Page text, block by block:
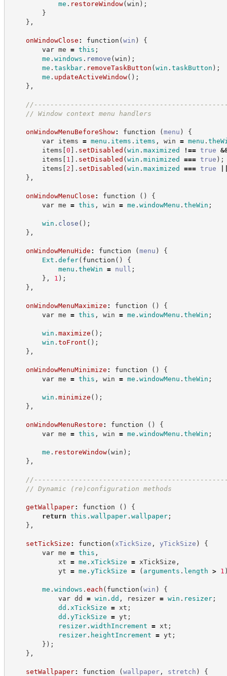
me . restoreWindow(win ) ;
}
} ,
onWindowClose : function (win )
{
var me = this ;
me . windows . remove (win ) ;
me . taskbar. removeTaskButton (win . taskButton ) ;
me . updateActiveWindow( ) ;
} ,
//
// Window context menu handlers
onWindowMenuBeforeShow: function (menu )
{
var items = menu . items . items , win = menu .
items [0 ] . setDisabled (win . maximized !== true
items [ 1 ] . setDisabled (win . minimized === true ) ;
items [ 2 ] . setDisabled (win . maximized === true
} ,
onWindowMenuClose : function ( )
{
var me = this , win = me . windowMenu . theWin ;
win . close ( ) ;
} ,
onWindowMenuHide : function (menu )
{
Ext . defer( function ( )
{
menu . theWin = null ;
} , 1 ) ;
} ,
onWindowMenuMaximize : function ( )
{
var me = this , win = me . windowMenu . theWin ;
win . maximize ( ) ;
win . toFront ( ) ;
} ,
onWindowMenuMinimize : function ( )
{
var me = this , win = me . windowMenu . theWin ;
win . minimize ( ) ;
} ,
onWindowMenuRestore : function ( )
{
var me = this , win = me . windowMenu . theWin ;
me . restoreWindow(win ) ;
} ,
//
// Dynamic (re)configuration methods
getWallpaper: function ( )
{
return this . wallpaper. wallpaper;
} ,
setTickSize : function ( xTickSize , yTickSize )
{
var me = this ,
xt = me . xTickSize = xTickSize ,
yt = me . yTickSize = ( arguments . length > 1
me . windows . each ( function (win )
{
var dd = win . dd , resizer = win . resizer;
dd . xTickSize = xt ;
dd . yTickSize = yt ;
resizer. widthIncrement = xt ;
resizer. heightIncrement = yt ;
} ) ;
} ,
setWallpaper: function (wallpaper, stretch )
{